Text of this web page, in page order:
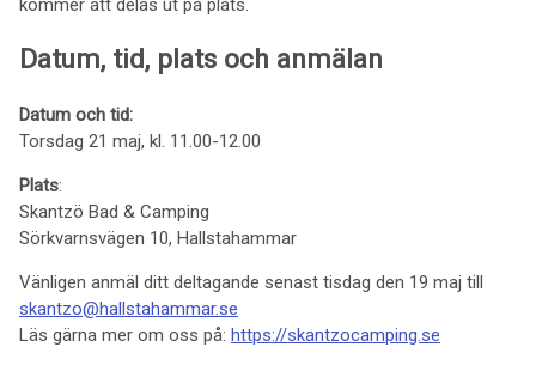
kommer att delas ut på plats.
Datum, tid, plats och anmälan
Datum och tid:
Torsdag 21 maj, kl. 11.00-12.00
Plats:
Skantzö Bad & Camping
Sörkvarnsvägen 10, Hallstahammar
Vänligen anmäl ditt deltagande senast tisdag den 19 maj till
skantzo@hallstahammar.se
Läs gärna mer om oss på: https://skantzocamping.se